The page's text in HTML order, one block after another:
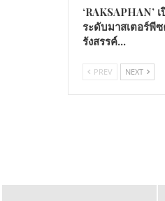
‘RAKSAPHAN’
ระดับมาสเตอร์พี
รังสรรค์…
PREV NEXT